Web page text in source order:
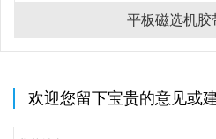
平板磁选机胶
欢迎您留下宝贵的意见或